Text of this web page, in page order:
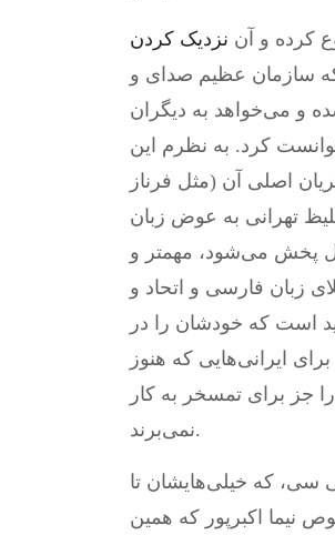
کرده و آن نزدیک کردن
که سازمان عظیم صدای و
و می‌خواهد به دیگران
کرد. به نظرم این
اصلی آن (مثل فرناز
تهرانی به عوض زبان
پخش می‌شود، مهمتر و
زبان فارسی و اتحاد و
است که خودشان را در
ایرانی‌هایی که هنوز
جز برای تمسخر به کار
نمی‌برند.
سی، که خیلی‌هایشان تا
نیما اکبرپور که همین